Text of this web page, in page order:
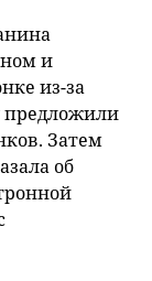
и
из-за
предложили
Затем
об